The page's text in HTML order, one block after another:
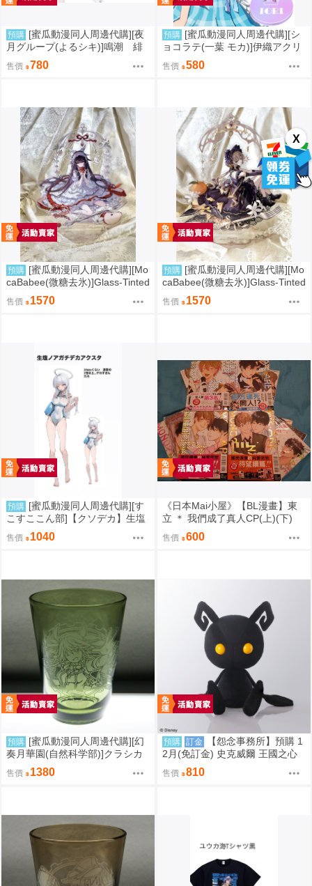
X
預購 [蜜瓜動漫同人周邊代購][夜
月グループ(よるシキ)]鳴潮 緋
雪(水着衣装) アクリルスタンド
(同人周邊)
售價 780
預購 [蜜瓜動漫同人周邊代購][シ
ョコラテ(一葉 モカ)]伊織アクリ
ルフィギュア(私服)(同人周邊)
售價 580
預購 [蜜瓜動漫同人周邊代購][Mo
caBabee(微糖去氷)]Glass-Tinted
Tea Timeシリーズ コロンビー
ナ(同人周邊)
售價 1570
預購 [蜜瓜動漫同人周邊代購][Mo
caBabee(微糖去氷)]Glass-Tinted
Tea Timeシリーズ サンドロー
ネ(同人周邊)
售價 1570
預購 [蜜瓜動漫同人周邊代購][す
こすここん部]【クソデカ】生塩
ノア競泳水着デカアクスタ(蔚藍
檔案)(同人周邊)
售價 1040
《日本Mai小屋》【BL漫畫】東
立 ＊ 我們成了真人CP(上)(下)
+續!我們成了真人CP(上)(下) ＊
作者：腰オラつばめ
售價 600
預購 [蜜瓜動漫同人周邊代購][幻
奏月華園(自然科学部)]クラシカ
ルグラス 利根改二(艦隊收藏)(同
人周邊)
售價 1380
預購 訂金
【怨念事務所】預購 1
2月(免訂金) 史克威爾 王國之心
系列 Q版布偶 娃娃 暗影 再販 08
24
售價 810